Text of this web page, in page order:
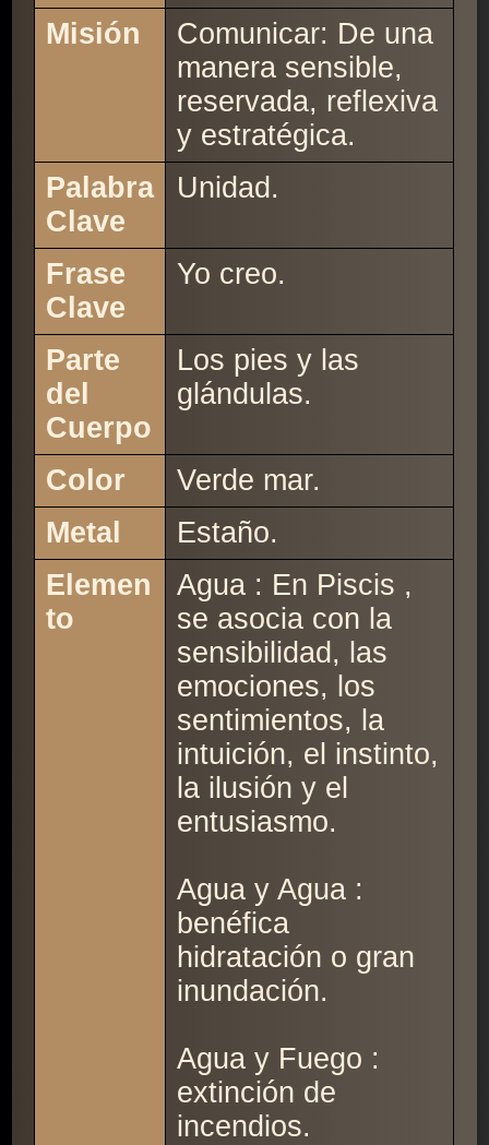
Misión
Comunicar: De una
manera sensible,
reservada, reflexiva
y estratégica.
Palabra
Clave
Unidad.
Frase
Clave
Yo creo.
Parte
del
Cuerpo
Los pies y las
glándulas.
Color
Verde mar.
Metal
Estaño.
Elemen
to
Agua : En Piscis ,
se asocia con la
sensibilidad, las
emociones, los
sentimientos, la
intuición, el instinto,
la ilusión y el
entusiasmo.
Agua y Agua :
benéfica
hidratación o gran
inundación.
Agua y Fuego :
extinción de
incendios.